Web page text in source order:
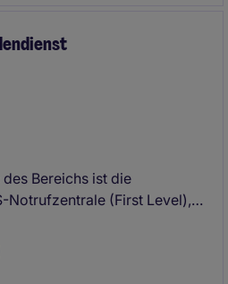
und
Bereichs ist die
Notrufzentrale (First Level),
Partnerin zur Seite stehen.
Level beraten Sie unsere